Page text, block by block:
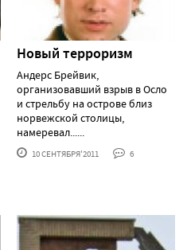
Новый терроризм
Андерс Брейвик,
организовавший взрыв в Осло
и стрельбу на острове близ
норвежской столицы,
намеревал......
10 СЕНТЯБРЯ'2011 6